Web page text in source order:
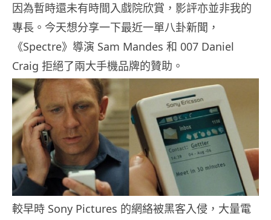
因為暫時還未有時間入戲院欣賞，影評亦並非我的
專長。今天想分享一下最近一單八卦新聞，
《Spectre》導演 Sam Mandes 和 007 Daniel
Craig 拒絕了兩大手機品牌的贊助。
較早時 Sony Pictures 的網絡被黑客入侵，大量電